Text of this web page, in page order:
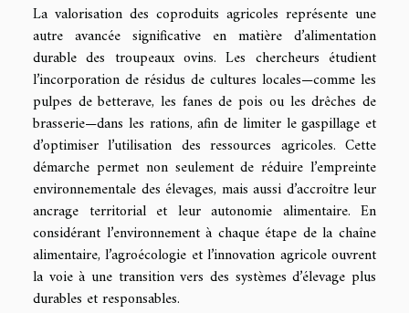
La valorisation des coproduits agricoles représente une
autre avancée significative en matière d’alimentation
durable des troupeaux ovins. Les chercheurs étudient
l’incorporation de résidus de cultures locales—comme les
pulpes de betterave, les fanes de pois ou les drêches de
brasserie—dans les rations, afin de limiter le gaspillage et
d’optimiser l’utilisation des ressources agricoles. Cette
démarche permet non seulement de réduire l’empreinte
environnementale des élevages, mais aussi d’accroître leur
ancrage territorial et leur autonomie alimentaire. En
considérant l’environnement à chaque étape de la chaîne
alimentaire, l’agroécologie et l’innovation agricole ouvrent
la voie à une transition vers des systèmes d’élevage plus
durables et responsables.